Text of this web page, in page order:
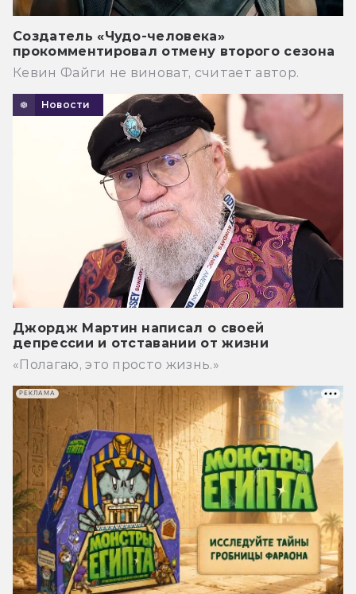
Создатель «Чудо-человека»
прокомментировал отмену второго сезона
Кевин Файги не виноват, считает автор.
Новости
Джордж Мартин написал о своей
депрессии и отставании от жизни
«Полагаю, это просто жизнь.»
РЕКЛАМА